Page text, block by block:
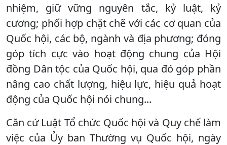
nhiệm, giữ vững nguyên tắc, kỷ luật, kỷ
cương; phối hợp chặt chẽ với các cơ quan của
Quốc hội, các bộ, ngành và địa phương; đóng
góp tích cực vào hoạt động chung của Hội
đồng Dân tộc của Quốc hội, qua đó góp phần
nâng cao chất lượng, hiệu lực, hiệu quả hoạt
động của Quốc hội nói chung...
Căn cứ Luật Tổ chức Quốc hội và Quy chế làm
việc của Ủy ban Thường vụ Quốc hội, ngày